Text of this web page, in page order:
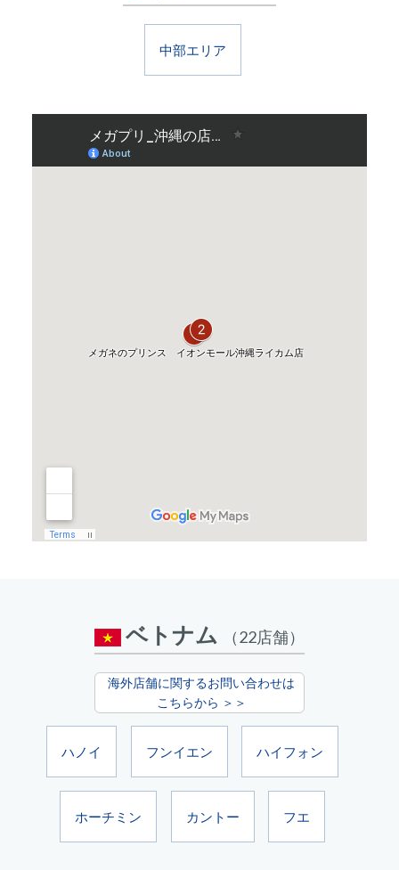
中部エリア
ベトナム （22店舗）
海外店舗に関するお問い合わせは
こちらから ＞＞
ハノイ フンイエン ハイフォン
ホーチミン カントー フエ